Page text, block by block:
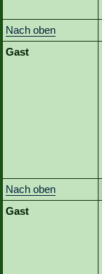
Nach oben
Gast
Nach oben
Gast